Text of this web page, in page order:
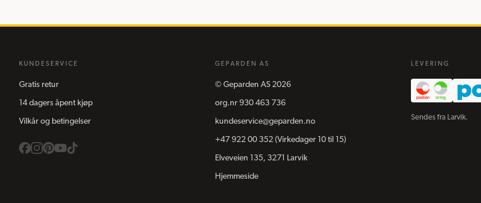
KUNDESERVICE
Gratis retur
14 dagers åpent kjøp
Vilkår og betingelser
GEPARDEN AS
© Geparden AS 2026
org.nr 930 463 736
kundeservice@geparden.no
+47 922 00 352 (Virkedager 10 til 15)
Elveveien 135, 3271 Larvik
Hjemmeside
LEVERING
Sendes fra Larvik.